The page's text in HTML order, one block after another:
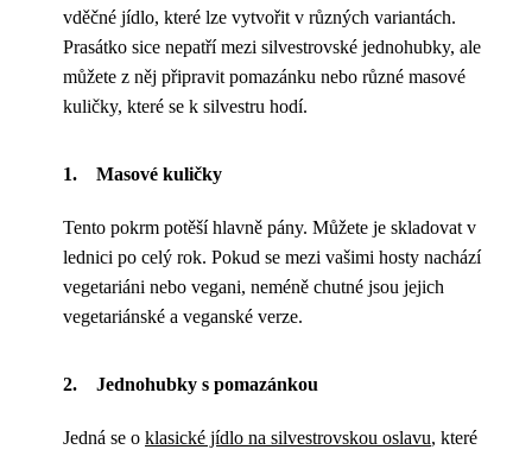
vděčné jídlo, které lze vytvořit v různých variantách.
Prasátko sice nepatří mezi silvestrovské jednohubky, ale
můžete z něj připravit pomazánku nebo různé masové
kuličky, které se k silvestru hodí.
1. Masové kuličky
Tento pokrm potěší hlavně pány. Můžete je skladovat v
lednici po celý rok. Pokud se mezi vašimi hosty nachází
vegetariáni nebo vegani, neméně chutné jsou jejich
vegetariánské a veganské verze.
2. Jednohubky s pomazánkou
Jedná se o klasické jídlo na silvestrovskou oslavu, které